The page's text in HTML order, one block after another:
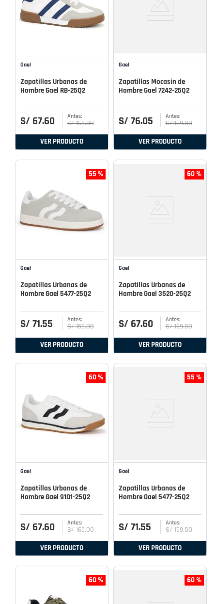
Gael
Zapatillas Urbanas de
Hombre Gael RB-25Q2
S/ 67.60 S/ 169.00
VER PRODUCTO
Gael
Zapatillas Mocasin de
Hombre Gael 7242-25Q2
S/ 76.05 S/ 169.00
VER PRODUCTO
55 %
Gael
Zapatillas Urbanas de
Hombre Gael 5477-25Q2
S/ 71.55 S/ 159.00
VER PRODUCTO
60 %
Gael
Zapatillas Urbanas de
Hombre Gael 3520-25Q2
S/ 67.60 S/ 169.00
VER PRODUCTO
60 %
Gael
Zapatillas Urbanas de
Hombre Gael 9101-25Q2
S/ 67.60 S/ 169.00
VER PRODUCTO
55 %
Gael
Zapatillas Urbanas de
Hombre Gael 5477-25Q2
S/ 71.55 S/ 159.00
VER PRODUCTO
60 % 60 %